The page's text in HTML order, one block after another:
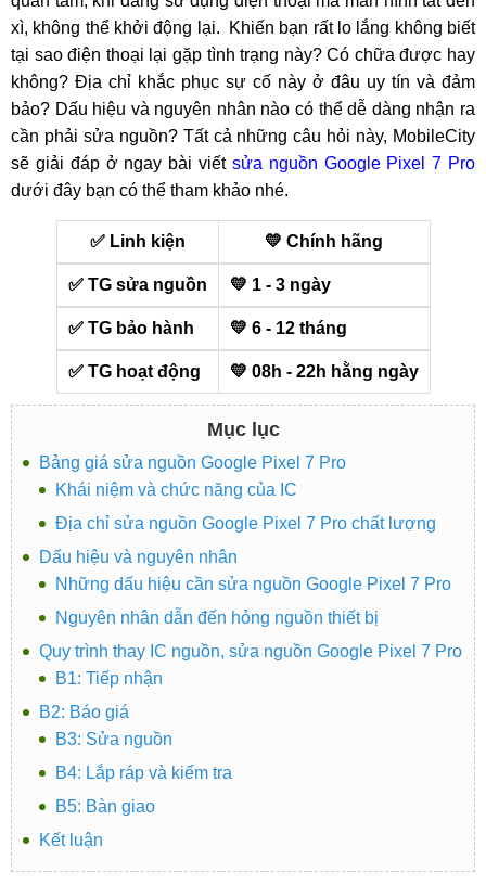
xì, không thể khởi động lại. Khiến bạn rất lo lắng không biết
tại sao điện thoại lại gặp tình trạng này? Có chữa được hay
không? Địa chỉ khắc phục sự cố này ở đâu uy tín và đảm
bảo? Dấu hiệu và nguyên nhân nào có thể dễ dàng nhận ra
cần phải sửa nguồn? Tất cả những câu hỏi này, MobileCity
sẽ giải đáp ở ngay bài viết sửa nguồn Google Pixel 7 Pro
dưới đây bạn có thể tham khảo nhé.
✅ Linh kiện 💛 Chính hãng
✅ TG sửa nguồn 💛 1 - 3 ngày
✅ TG bảo hành 💛 6 - 12 tháng
✅ TG hoạt động 💛 08h - 22h hằng ngày
Mục lục
Bảng giá sửa nguồn Google Pixel 7 Pro
Khái niệm và chức năng của IC
Địa chỉ sửa nguồn Google Pixel 7 Pro chất lượng
Dấu hiệu và nguyên nhân
Những dấu hiệu cần sửa nguồn Google Pixel 7 Pro
Nguyên nhân dẫn đến hỏng nguồn thiết bị
Quy trình thay IC nguồn, sửa nguồn Google Pixel 7 Pro
B1: Tiếp nhận
B2: Báo giá
B3: Sửa nguồn
B4: Lắp ráp và kiểm tra
B5: Bàn giao
Kết luận